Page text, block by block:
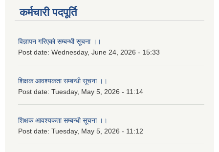
कर्मचारी पदपूर्ति
विज्ञापन गरिएको सम्बन्धी सूचना ।।
Post date: Wednesday, June 24, 2026 - 15:33
शिक्षक आवश्यकता सम्बन्धी सूचना ।।
Post date: Tuesday, May 5, 2026 - 11:14
शिक्षक आवश्यकता सम्बन्धी सूचना ।।
Post date: Tuesday, May 5, 2026 - 11:12